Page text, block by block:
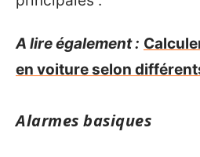
A lire également :
en voiture selon
Alarmes basiques